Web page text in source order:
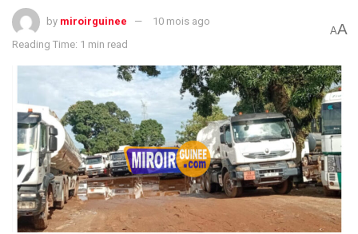
by miroirguinee
10 mois ago
Reading Time: 1 min read
AA